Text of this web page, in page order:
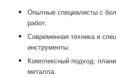
Опытные специалисты с
работ.
Современная техника и
инструменты.
Комплексный подход:
металла.